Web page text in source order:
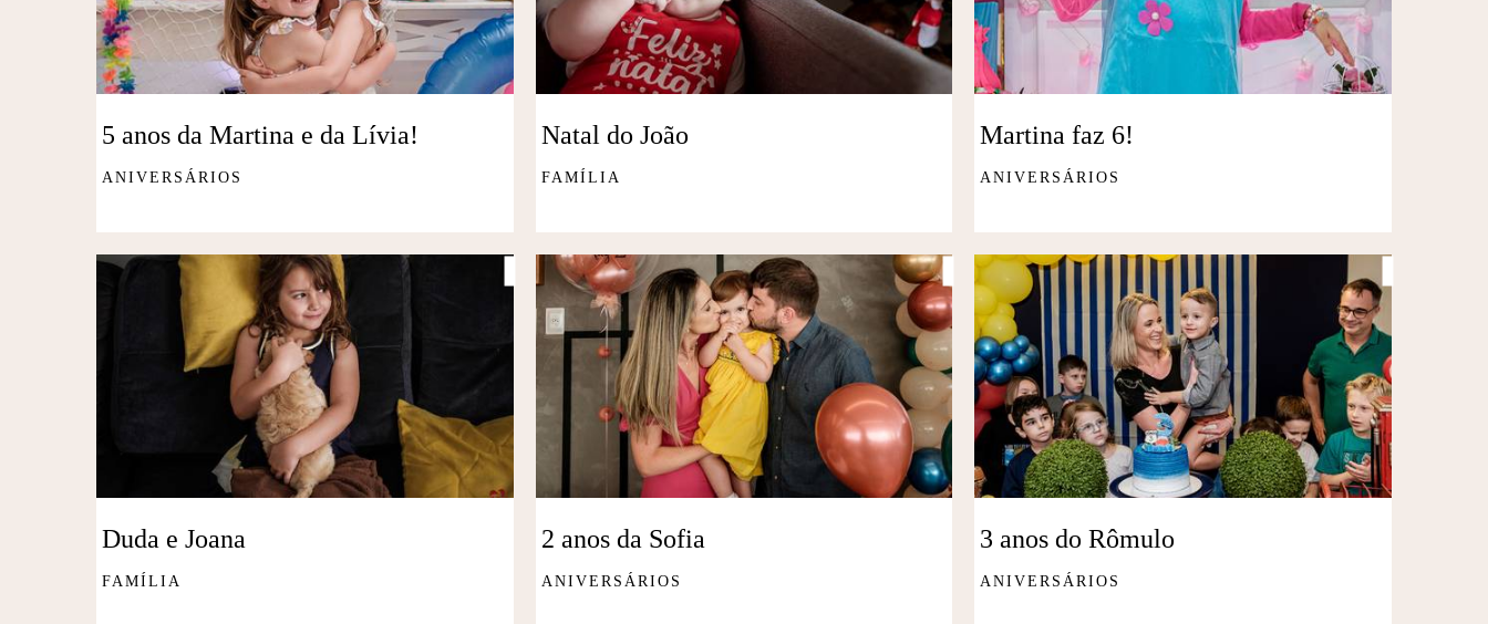
5 anos da Martina e da Lívia!
ANIVERSÁRIOS
Natal do João
FAMÍLIA
Martina faz 6!
ANIVERSÁRIOS
Duda e Joana
FAMÍLIA
2 anos da Sofia
ANIVERSÁRIOS
3 anos do Rômulo
ANIVERSÁRIOS